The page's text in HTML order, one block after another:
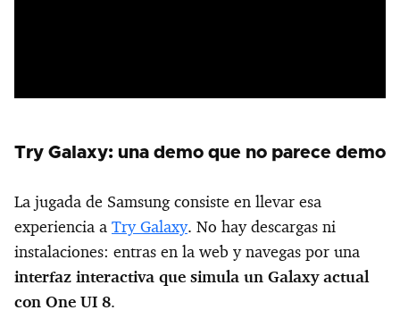
Try Galaxy: una demo que no parece demo
La jugada de Samsung consiste en llevar esa
experiencia a Try Galaxy. No hay descargas ni
instalaciones: entras en la web y navegas por una
interfaz interactiva que simula un Galaxy actual
con One UI 8.